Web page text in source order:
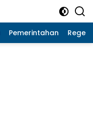
Pemerintahan